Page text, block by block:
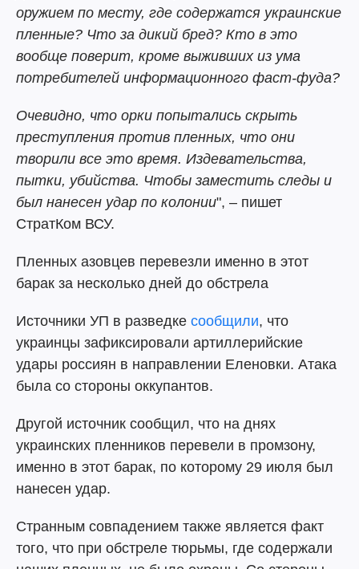
оружием по месту, где содержатся украинские
пленные? Что за дикий бред? Кто в это
вообще поверит, кроме выживших из ума
потребителей информационного фаст-фуда?
Очевидно, что орки попытались скрыть
преступления против пленных, что они
творили все это время. Издевательства,
пытки, убийства. Чтобы заместить следы и
был нанесен удар по колонии", – пишет
СтратКом ВСУ.
Пленных азовцев перевезли именно в этот
барак за несколько дней до обстрела
Источники УП в разведке сообщили, что
украинцы зафиксировали артиллерийские
удары россиян в направлении Еленовки. Атака
была со стороны оккупантов.
Другой источник сообщил, что на днях
украинских пленников перевели в промзону,
именно в этот барак, по которому 29 июля был
нанесен удар.
Странным совпадением также является факт
того, что при обстреле тюрьмы, где содержали